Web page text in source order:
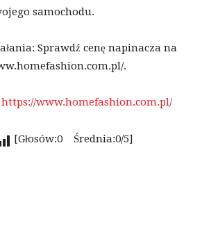
samochodu.
Sprawdź cenę napinacza na
.
https://www.homefashion.com.pl/
[Głosów:0 Średnia:0/5]